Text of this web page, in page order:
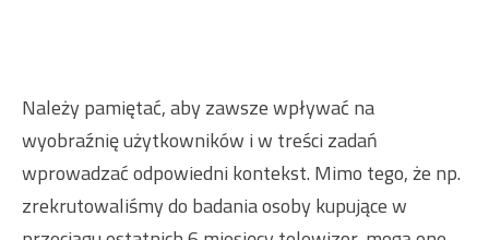
Należy pamiętać, aby zawsze wpływać na
wyobraźnię użytkowników i w treści zadań
wprowadzać odpowiedni kontekst. Mimo tego, że np.
zrekrutowaliśmy do badania osoby kupujące w